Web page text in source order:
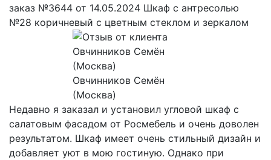
заказ №3644 от 14.05.2024 Шкаф с антресолью
№28 коричневый с цветным стеклом и зеркалом
Овчинников Семён
(Москва)
Недавно я заказал и установил угловой шкаф с
салатовым фасадом от Росмебель и очень доволен
результатом. Шкаф имеет очень стильный дизайн и
добавляет уют в мою гостиную. Однако при